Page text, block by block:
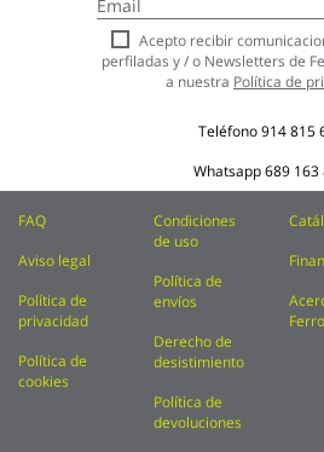
a
nuestro
boletín
de
Acepto recibir
perfiladas y / o Newsletters de
a nuestra Política de
Teléfono914 815
Whatsapp689 163
FAQ
Aviso legal
Política de
privacidad
Política de
cookies
Condiciones
de uso
Política de
envíos
Derecho de
desistimiento
Política de
devoluciones